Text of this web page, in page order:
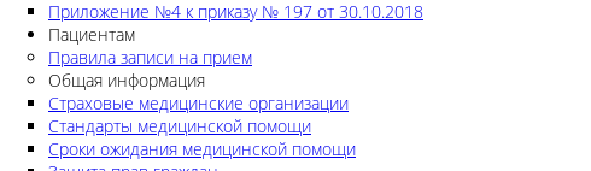
Приложение №4 к приказу № 197 от 30.10.2018
Пациентам
Правила записи на прием
Общая информация
Страховые медицинские организации
Стандарты медицинской помощи
Сроки ожидания медицинской помощи